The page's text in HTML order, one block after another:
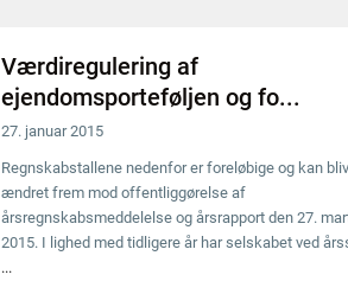
Værdiregulering af
ejendomsporteføljen og fo...
27. januar 2015
Regnskabstallene nedenfor er foreløbige og kan
ændret frem mod offentliggørelse af
årsregnskabsmeddelelse og årsrapport den 27.
2015. I lighed med tidligere år har selskabet ved
...